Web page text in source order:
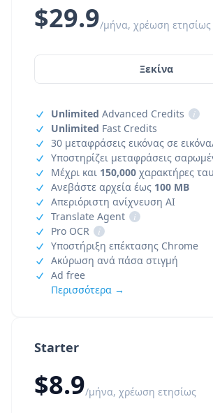
Starter
$8.9/μήνα, χρέωση ετησίως
$29.9/μήνα, χρέωση ετησίως
Ξεκίνα
Unlimited Advanced Credits
i
Unlimited Fast Credits
30 μεταφράσεις εικόνας σε
Υποστηρίζει μεταφράσεις
Μέχρι και 150,000 χαρακτήρες
Ανεβάστε αρχεία έως 100 MB
Απεριόριστη ανίχνευση AI
Translate Agent
i
Pro OCR
i
Υποστήριξη επέκτασης Chrome
Ακύρωση ανά πάσα στιγμή
Ad free
Περισσότερα →